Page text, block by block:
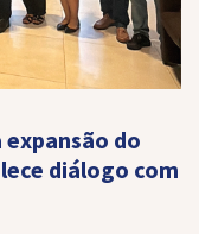
do
diálogo com